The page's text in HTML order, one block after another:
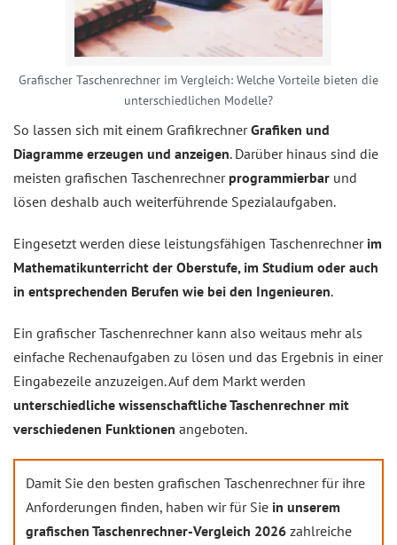
Grafischer Taschenrechner im Vergleich: Welche Vorteile bieten die
unterschiedlichen Modelle?
So lassen sich mit einem GrafikrechnerGrafiken und
Diagramme erzeugen und anzeigen. Darüber hinaus sind die
meisten grafischen Taschenrechner programmierbar und
lösen deshalb auch weiterführende Spezialaufgaben.
Eingesetzt werden diese leistungsfähigen Taschenrechner im
Mathematikunterricht der Oberstufe, im Studium oder auch
in entsprechenden Berufen wie bei den Ingenieuren.
Ein grafischer Taschenrechner kann also weitaus mehr als
einfache Rechenaufgaben zu lösen und das Ergebnis in einer
Eingabezeile anzuzeigen. Auf dem Markt werden
unterschiedliche wissenschaftliche Taschenrechner mit
verschiedenen Funktionen angeboten.
Damit Sie den besten grafischen Taschenrechner für ihre
Anforderungen finden, haben wir für Sie in unserem
grafischen Taschenrechner-Vergleich 2026 zahlreiche